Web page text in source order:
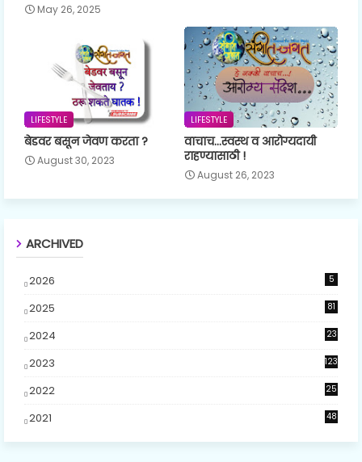
May 26, 2025
LIFESTYLE
बेडवर बसून जेवण करता ?
August 30, 2023
LIFESTYLE
वाचाच...स्वस्थ व आरोग्यदायी
राहण्यासाठी !
August 26, 2023
ARCHIVED
2026 5
2025 81
2024
23
2023 123
2022 25
2021 48